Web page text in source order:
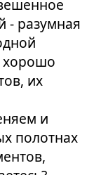
- разумная
хорошо
их
и
полотнах